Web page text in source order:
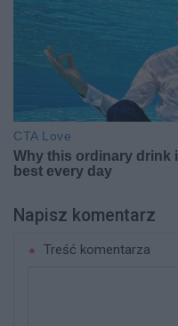
Napisz komentarz
Treść komentarza